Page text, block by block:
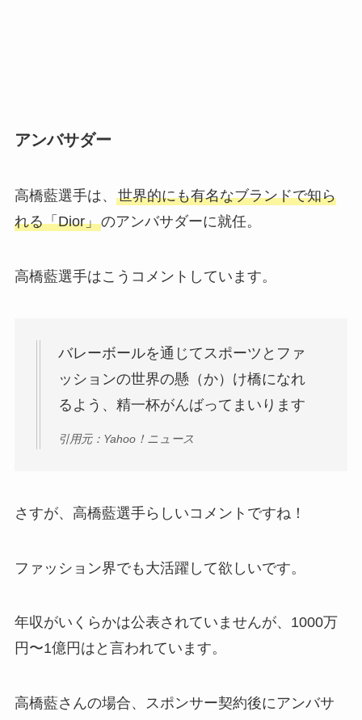
アンバサダー
高橋藍選手は、 世界的にも有名なブランドで知ら
れる「Dior」のアンバサダーに就任。
高橋藍選手はこうコメントしています。
バレーボールを通じてスポーツとファ
ッションの世界の懸（か）け橋になれ
るよう、精一杯がんばってまいります
引用元：Yahoo！ニュース
さすが、高橋藍選手らしいコメントですね！
ファッション界でも大活躍して欲しいです。
年収がいくらかは公表されていませんが、1000万
円〜1億円はと言われています。
高橋藍さんの場合、スポンサー契約後にアンバサ